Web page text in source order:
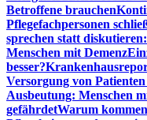
Betroffene brauchen
Pflegefachpersonen
sprechen statt
Menschen mit Demenz
besser?
Versorgung von
Ausbeutung: Menschen
gefährdetWarum